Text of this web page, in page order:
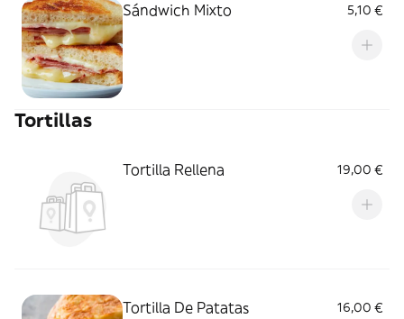
Sándwich Mixto 5,10 €
Tortillas
Tortilla Rellena 19,00 €
Tortilla De Patatas 16,00 €